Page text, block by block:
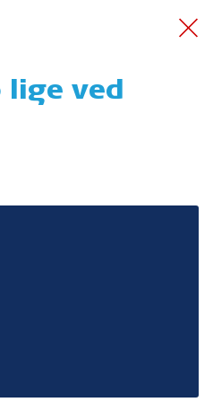
Giver
2
ved
og TryghedsGruppens